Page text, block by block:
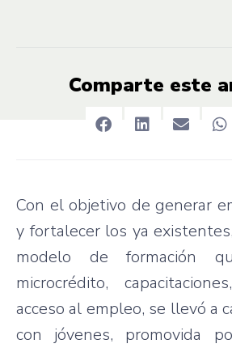
Comparte este
Con el objetivo de generar
y fortalecer los ya
modelo de formación
microcrédito,
acceso al empleo, se llevó a
con jóvenes, promovida